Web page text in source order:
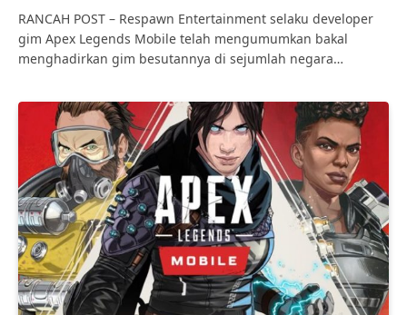
RANCAH POST – Respawn Entertainment selaku developer
gim Apex Legends Mobile telah mengumumkan bakal
menghadirkan gim besutannya di sejumlah negara…